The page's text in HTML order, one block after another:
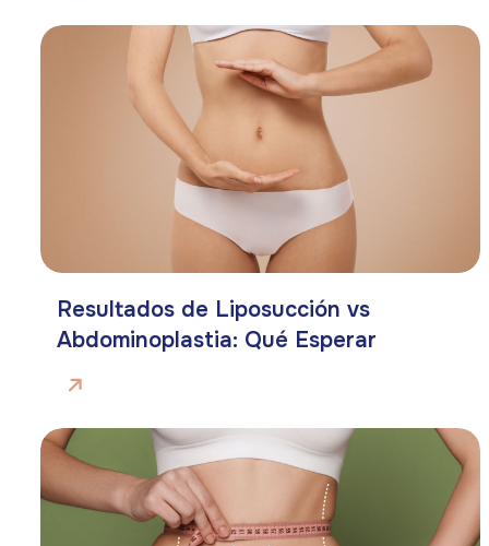
Resultados de Liposucción vs
Abdominoplastia: Qué Esperar